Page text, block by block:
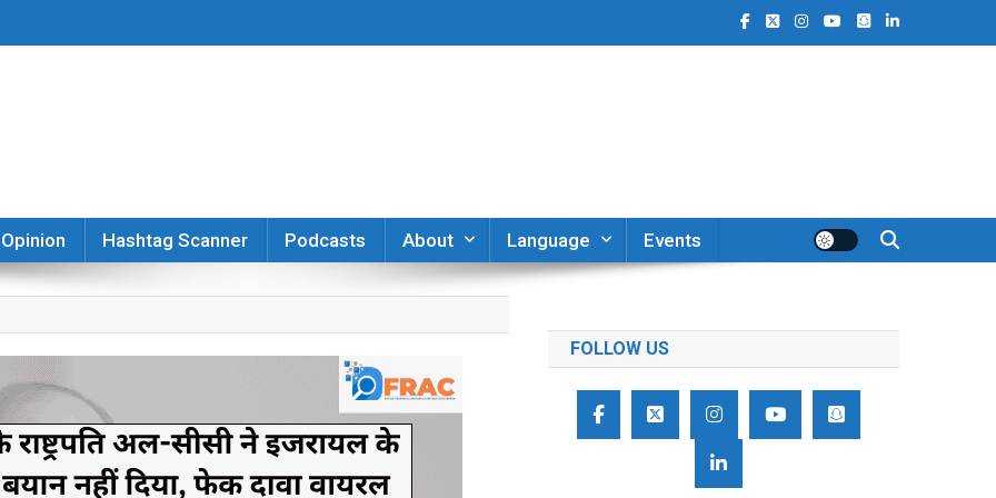
Opinion Hashtag Scanner Podcasts About Language Events
FOLLOW US